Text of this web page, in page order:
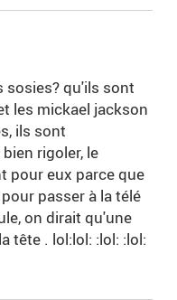
sosies? qu'ils sont
les mickael jackson
ils sont
rigoler, le
pour eux parce que
passer à la télé
on dirait qu'une
tête . lol:lol: :lol: :lol: